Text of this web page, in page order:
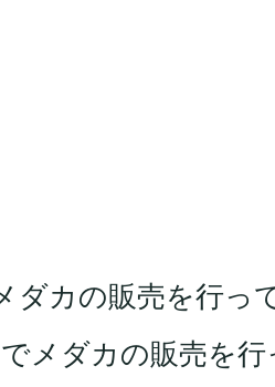
ダカの販売を行っ
メダカの販売を行